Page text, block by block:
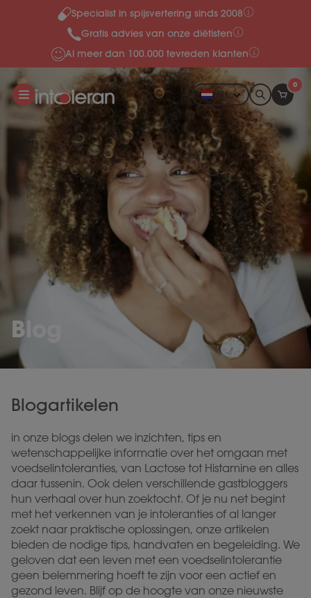
Meteen naar de content
Specialist in spijsvertering sinds 2008
Gratis advies van onze diëtisten
Al meer dan 100.000 tevreden klanten
NL
0
Blog
Blogartikelen
in onze blogs delen we inzichten, tips en
wetenschappelijke informatie over het omgaan met
voedselintoleranties, van Lactose tot Histamine en alles
daar tussenin. Ook delen verschillende gastbloggers
hun verhaal over hun zoektocht. Of je nu net begint
met het verkennen van je intoleranties of al langer
zoekt naar praktische oplossingen, onze artikelen
bieden de nodige tips, handvaten en begeleiding. We
geloven dat een leven met een voedselintolerantie
geen belemmering hoeft te zijn voor een actief en
gezond leven. Blijf op de hoogte van onze nieuwste